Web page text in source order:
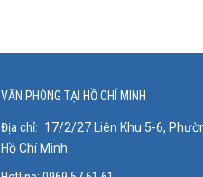
VĂN PHÒNG TẠI HỒ CHÍ MINH
Địa chỉ: 17/2/27 Liên Khu 5-6,
Hồ Chí Minh